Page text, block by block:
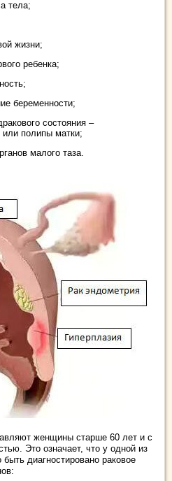
тела;
жизни;
ребенка;
беременности;
состояния –
или полипы матки;
малого таза.
женщины старше 60 лет и с
Это означает, что у одной из
диагностировано раковое